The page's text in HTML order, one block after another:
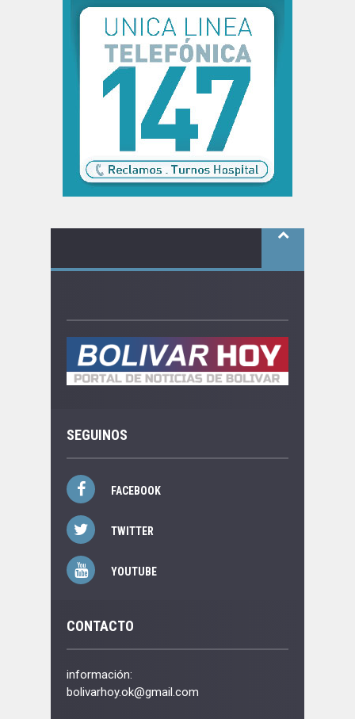
SEGUINOS
FACEBOOK
TWITTER
YOUTUBE
CONTACTO
información:
bolivarhoy.ok@gmail.com